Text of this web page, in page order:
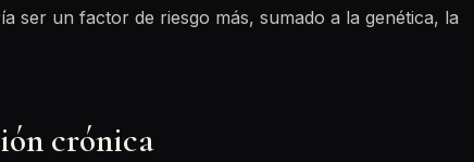
ser un factor de riesgo más, sumado a la genética, la
crónica